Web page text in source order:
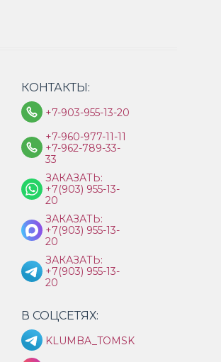
КОНТАКТЫ:
+7-903-955-13-20
+7-960-977-11-11
+7-962-789-33-
33
ЗАКАЗАТЬ:
+7(903) 955-13-
20
ЗАКАЗАТЬ:
+7(903) 955-13-
20
ЗАКАЗАТЬ:
+7(903) 955-13-
20
В СОЦСЕТЯХ:
KLUMBA_TOMSK